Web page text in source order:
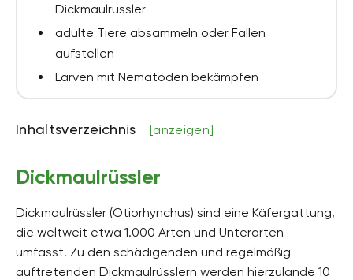
Dickmaulrüssler
adulte Tiere absammeln oder Fallen
aufstellen
Larven mit Nematoden bekämpfen
Inhaltsverzeichnis [anzeigen]
Dickmaulrüssler
Dickmaulrüssler (Otiorhynchus) sind eine Käfergattung,
die weltweit etwa 1.000 Arten und Unterarten
umfasst. Zu den schädigenden und regelmäßig
auftretenden Dickmaulrüsslern werden hierzulande 10